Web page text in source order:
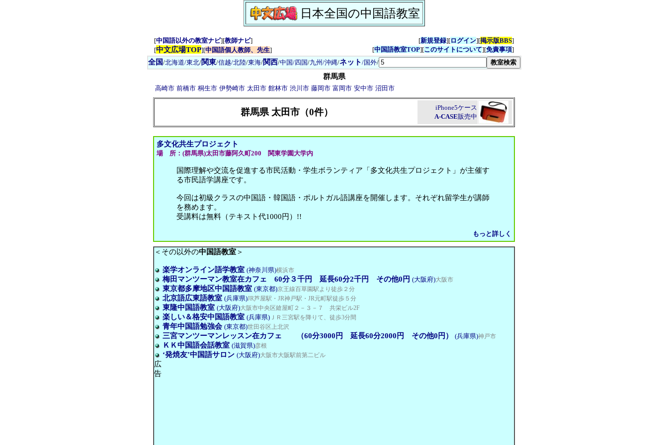
日本全国の中国語教室
[中国語以外の教室ナビ][教師ナビ]
[中文広場TOP][中国語個人教師、先生]
[新規登録][ログイン][掲示版BBS]
[中国語教室TOP][このサイトについて][免責事項]
全国/北海道/東北/関東/信越/北陸/東海/関西/中国/四国/九州/沖縄/ネット /国外/
群馬県
高崎市 前橋市 桐生市 伊勢崎市 太田市 館林市 渋川市 藤岡市 富岡市 安中市 沼田市
群馬県 太田市（0件）
iPhone5ケース
A-CASE販売中
多文化共生プロジェクト
場 所：(群馬県)太田市藤阿久町200 関東学園大学内
国際理解や交流を促進する市民活動・学生ボランティア「多文化共生プロジェクト」が主催す
る市民語学講座です。
今回は初級クラスの中国語・韓国語・ポルトガル語講座を開催します。それぞれ留学生が講師
を務めます。
受講料は無料（テキスト代1000円）!!
もっと詳しく
＜その以外の中国語教室＞
楽学オンライン語学教室 (神奈川県)横浜市
梅田マンツーマン教室在カフェ 60分３千円 延長60分2千円 その他0円 (大阪府)大阪市
東京都多摩地区中国語教室 (東京都)京王線百草園駅より徒歩２分
北京語広東語教室 (兵庫県)JR芦屋駅・JR神戸駅・JR元町駅徒歩５分
東隆中国語教室 (大阪府)大阪市中央区鎗屋町２－３－７ 共栄ビル2F
楽しい＆格安中国語教室 (兵庫県) ＪＲ三宮駅を降りて、徒歩3分間
青年中国語勉強会 (東京都)世田谷区上北沢
三宮マンツーマンレッスン在カフェ （60分3000円 延長60分2000円 その他0円） (兵庫県)神戸市
ＫＫ中国語会話教室 (滋賀県)彦根
‘発焼友’中国語サロン (大阪府)大阪市大阪駅前第二ビル
広
告